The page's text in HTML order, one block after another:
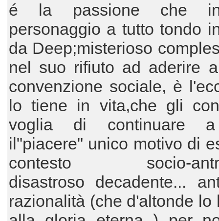
é la passione che
personaggio a tutto tondo
da Deep;misterioso
nel suo rifiuto ad aderire
convenzione sociale, è
lo tiene in vita,che gli
voglia di continuare a
il"piacere" unico motivo di
contesto socio-
disastroso decadente...
razionalità (che d'altonde lo